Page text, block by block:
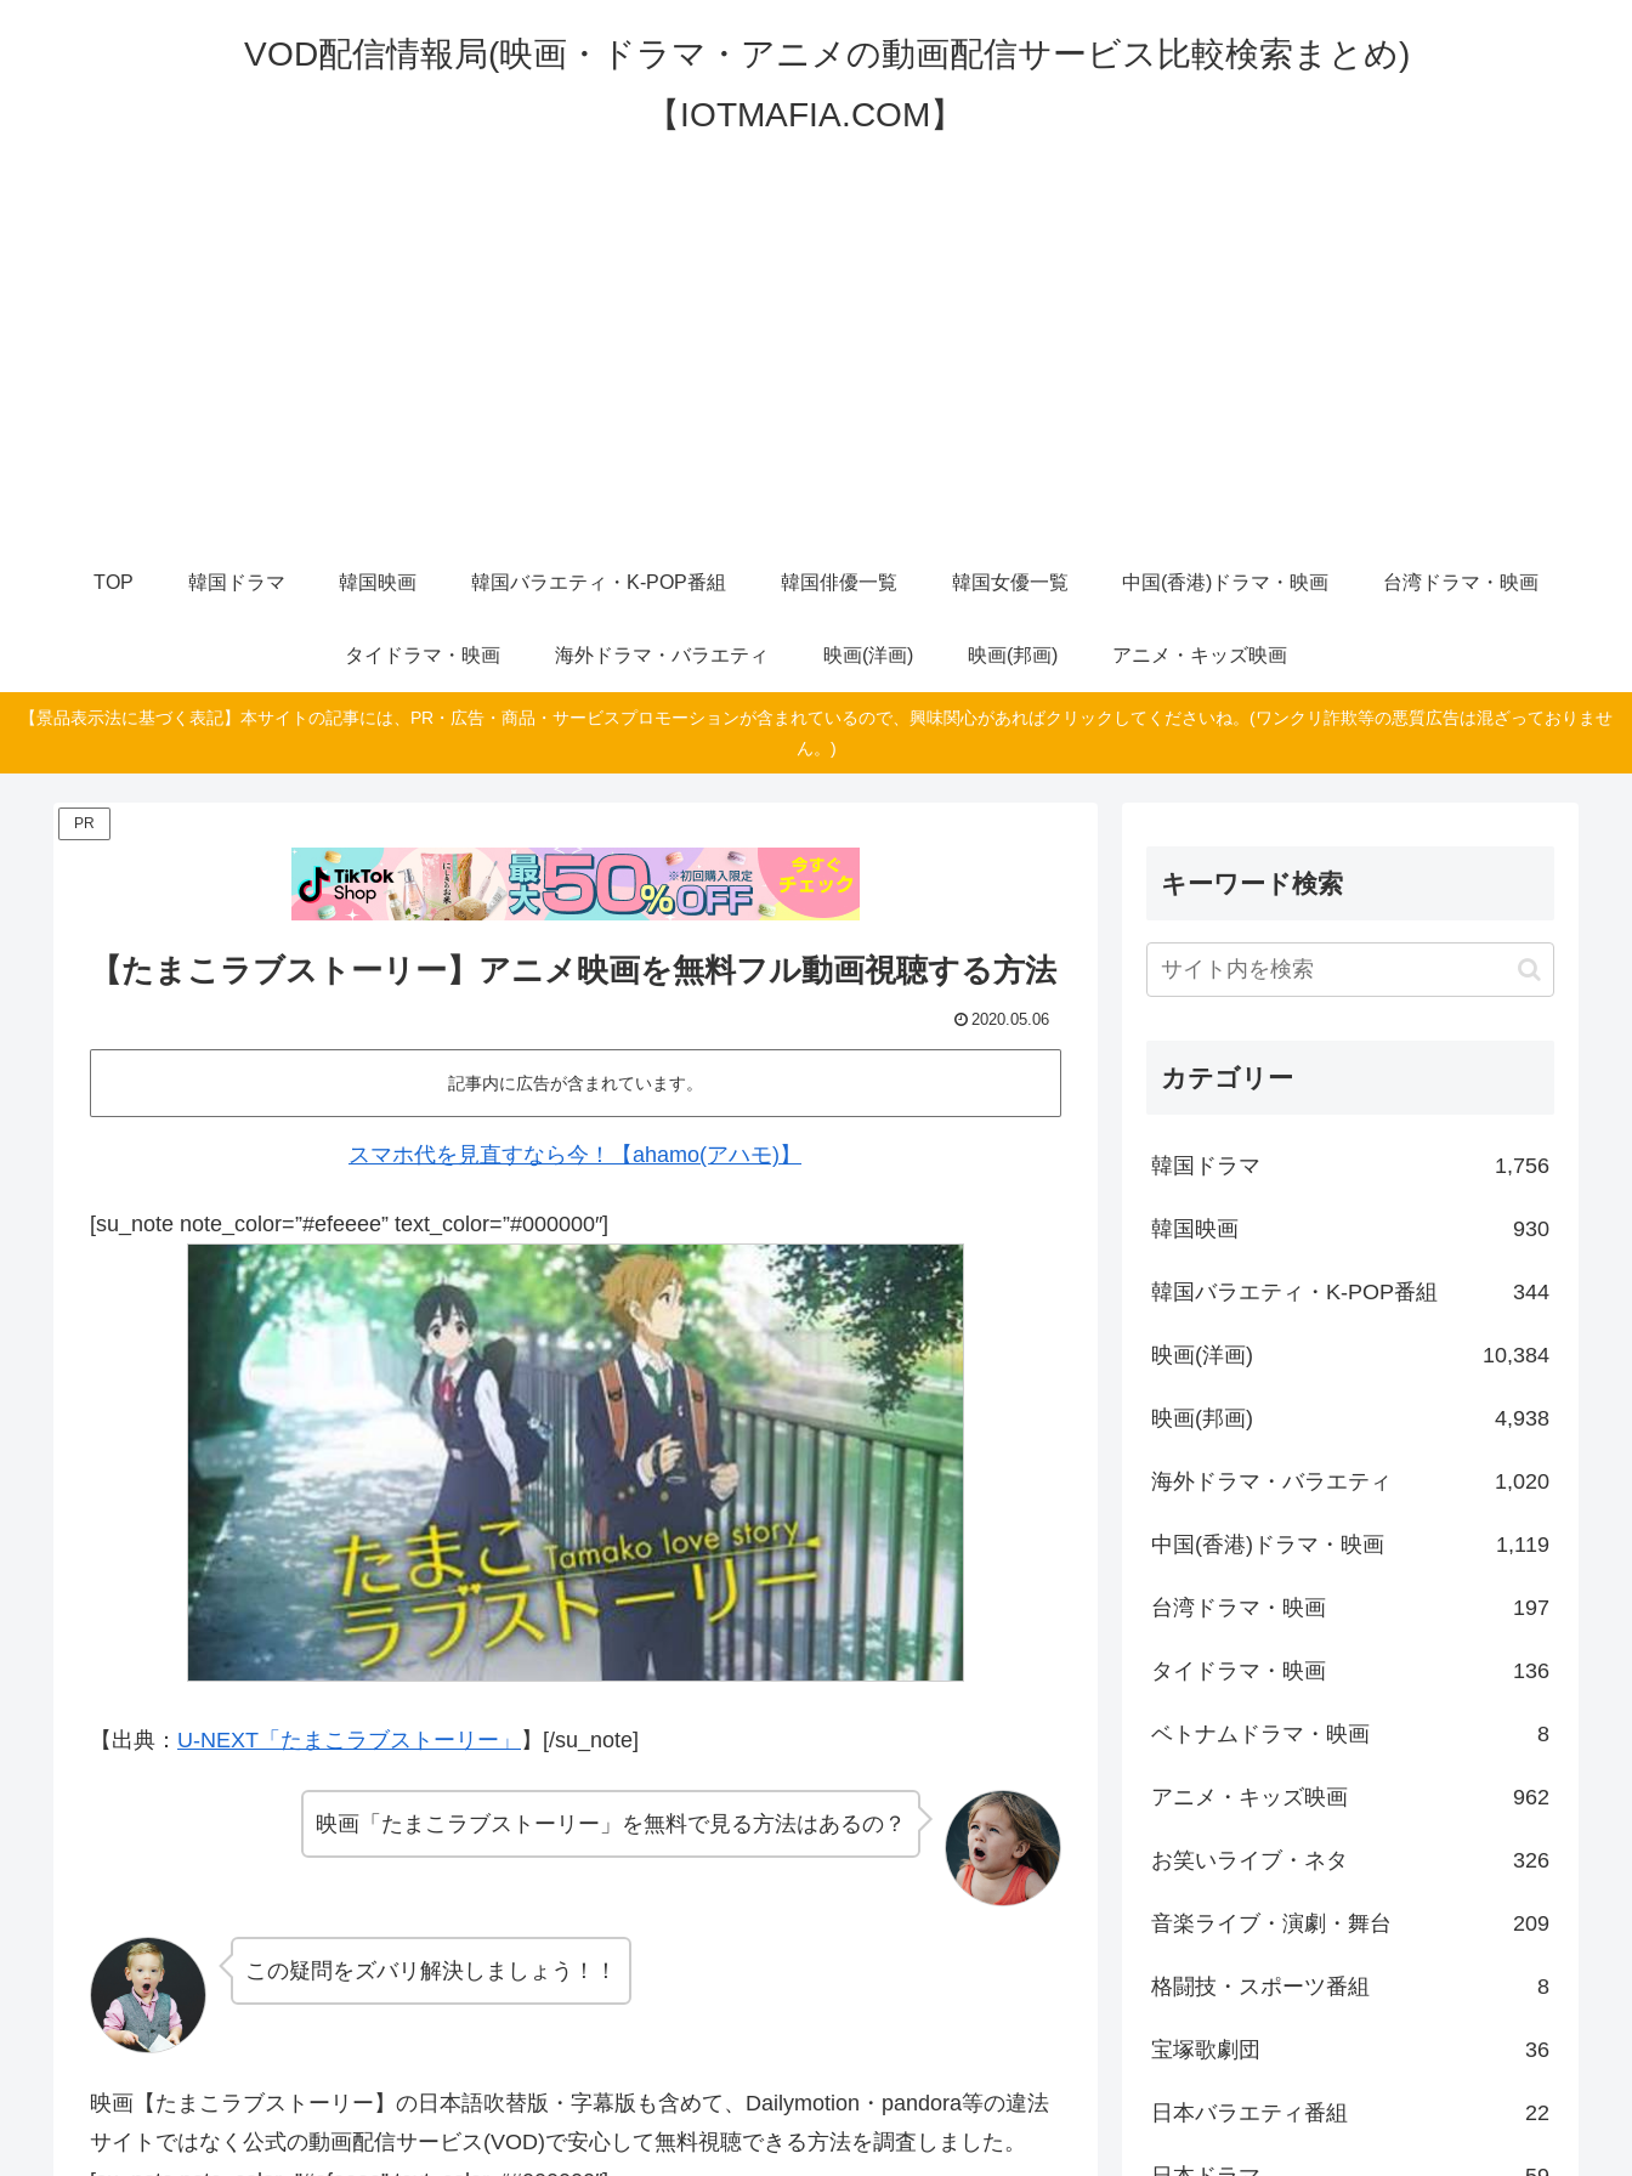
VOD配信情報局(映画・ドラマ・アニメの動画配信サービス比較検索まとめ)
【IOTMAFIA.COM】
TOP 韓国ドラマ 韓国映画 韓国バラエティ・K-POP番組 韓国俳優一覧 韓国女優一覧 中国(香港)ドラマ・映画 台湾ドラマ・映画
タイドラマ・映画 海外ドラマ・バラエティ 映画(洋画) 映画(邦画) アニメ・キッズ映画
【景品表示法に基づく表記】本サイトの記事には、PR・広告・商品・サービスプロモーションが含まれているので、興味関心があればクリックしてくださいね。(ワンクリ詐欺等の悪質広告は混ざっておりませ
ん。)
PR
【たまこラブストーリー】アニメ映画を無料フル動画視聴する方法
2020.05.06
記事内に広告が含まれています。
スマホ代を見直すなら今！【ahamo(アハモ)】
[su_note note_color=”#efeeee” text_color=”#000000″]
【出典： U-NEXT「たまこラブストーリー」 】[/su_note]
映画「たまこラブストーリー」を無料で見る方法はあるの？
この疑問をズバリ解決しましょう！！
映画【たまこラブストーリー】の日本語吹替版・字幕版も含めて、Dailymotion・pandora等の違法
サイトではなく公式の動画配信サービス(VOD)で安心して無料視聴できる方法を調査しました。
キーワード検索
カテゴリー
韓国ドラマ 1,756
韓国映画 930
韓国バラエティ・K-POP番組 344
映画(洋画) 10,384
映画(邦画) 4,938
海外ドラマ・バラエティ 1,020
中国(香港)ドラマ・映画 1,119
台湾ドラマ・映画 197
タイドラマ・映画 136
ベトナムドラマ・映画 8
アニメ・キッズ映画 962
お笑いライブ・ネタ 326
音楽ライブ・演劇・舞台 209
格闘技・スポーツ番組 8
宝塚歌劇団 36
日本バラエティ番組 22